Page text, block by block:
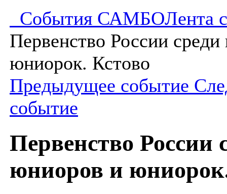
События САМБОЛента
Первенство России
юниорок. Кстово
Предыдущее событие
событие
Первенство России
юниоров и